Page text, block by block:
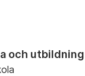
och utbildning